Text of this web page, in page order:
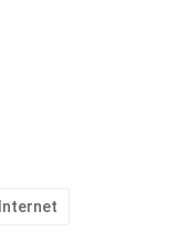
Internet